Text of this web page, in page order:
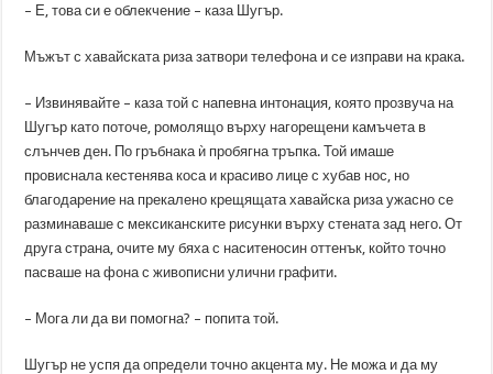
– Е, това си е облекчение – каза Шугър.
Мъжът с хавайската риза затвори телефона и се изправи на крака.
– Извинявайте – каза той с напевна интонация, която прозвуча на
Шугър като поточе, ромолящо върху нагорещени камъчета в
слънчев ден. По гръбнака ѝ пробягна тръпка. Той имаше
провиснала кестенява коса и красиво лице с хубав нос, но
благодарение на прекалено крещящата хавайска риза ужасно се
разминаваше с мексиканските рисунки върху стената зад него. От
друга страна, очите му бяха с наситеносин оттенък, който точно
пасваше на фона с живописни улични графити.
– Мога ли да ви помогна? – попита той.
Шугър не успя да определи точно акцента му. Не можа и да му